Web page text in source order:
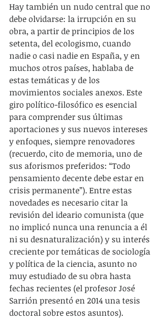
Hay también un nudo central que no
debe olvidarse: la irrupción en su
obra, a partir de principios de los
setenta, del ecologismo, cuando
nadie o casi nadie en España, y en
muchos otros países, hablaba de
estas temáticas y de los
movimientos sociales anexos. Este
giro político-filosófico es esencial
para comprender sus últimas
aportaciones y sus nuevos intereses
y enfoques, siempre renovadores
(recuerdo, cito de memoria, uno de
sus aforismos preferidos: “Todo
pensamiento decente debe estar en
crisis permanente”). Entre estas
novedades es necesario citar la
revisión del ideario comunista (que
no implicó nunca una renuncia a él
ni su desnaturalización) y su interés
creciente por temáticas de sociología
y política de la ciencia, asunto no
muy estudiado de su obra hasta
fechas recientes (el profesor José
Sarrión presentó en 2014 una tesis
doctoral sobre estos asuntos).